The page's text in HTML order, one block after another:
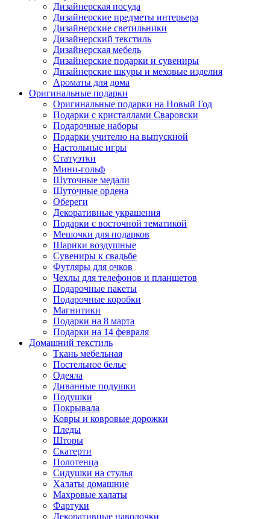
Дизайнерская посуда
Дизайнерские предметы интерьера
Дизайнерские светильники
Дизайнерский текстиль
Дизайнерская мебель
Дизайнерские подарки и сувениры
Дизайнерские шкуры и меховые изделия
Ароматы для дома
Оригинальные подарки
Оригинальные подарки на Новый Год
Подарки с кристаллами Сваровски
Подарочные наборы
Подарки учителю на выпускной
Настольные игры
Статуэтки
Мини-гольф
Шуточные медали
Шуточные ордена
Обереги
Декоративные украшения
Подарки с восточной тематикой
Мешочки для подарков
Шарики воздушные
Сувениры к свадьбе
Футляры для очков
Чехлы для телефонов и планшетов
Подарочные пакеты
Подарочные коробки
Магнитики
Подарки на 8 марта
Подарки на 14 февраля
Домашний текстиль
Ткань мебельная
Постельное белье
Одеяла
Диванные подушки
Подушки
Покрывала
Ковры и ковровые дорожки
Пледы
Шторы
Скатерти
Полотенца
Сидушки на стулья
Халаты домашние
Махровые халаты
Фартуки
Декоративные наволочки